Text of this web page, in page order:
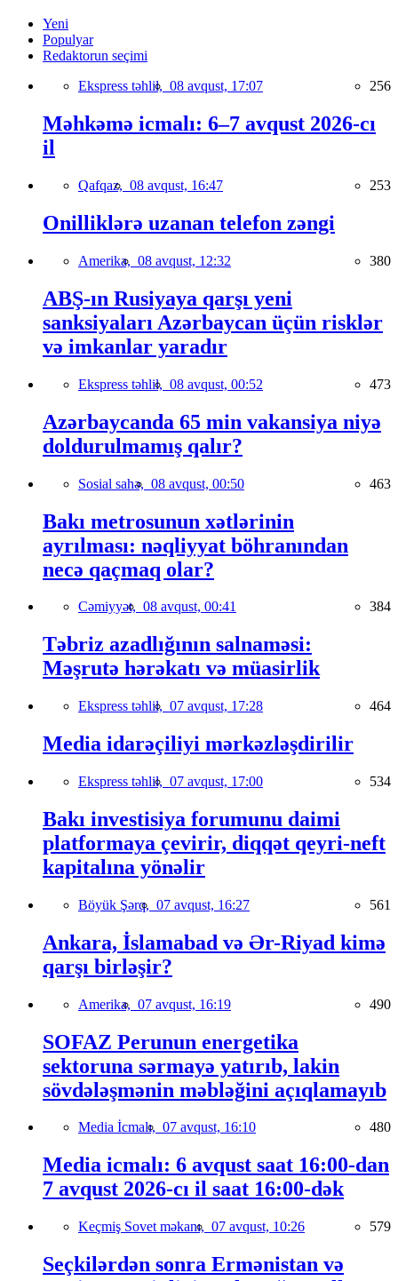
Yeni
Populyar
Redaktorun seçimi
Ekspress təhlil, 08 avqust, 17:07 256
Məhkəmə icmalı: 6–7 avqust 2026-cı
il
Qafqaz, 08 avqust, 16:47 253
Onilliklərə uzanan telefon zəngi
Amerika, 08 avqust, 12:32 380
ABŞ-ın Rusiyaya qarşı yeni
sanksiyaları Azərbaycan üçün risklər
və imkanlar yaradır
Ekspress təhlil, 08 avqust, 00:52 473
Azərbaycanda 65 min vakansiya niyə
doldurulmamış qalır?
Sosial sahə, 08 avqust, 00:50 463
Bakı metrosunun xətlərinin
ayrılması: nəqliyyat böhranından
necə qaçmaq olar?
Cəmiyyət, 08 avqust, 00:41 384
Təbriz azadlığının salnaməsi:
Məşrutə hərəkatı və müasirlik
Ekspress təhlil, 07 avqust, 17:28 464
Media idarəçiliyi mərkəzləşdirilir
Ekspress təhlil, 07 avqust, 17:00 534
Bakı investisiya forumunu daimi
platformaya çevirir, diqqət qeyri-neft
kapitalına yönəlir
Böyük Şərq, 07 avqust, 16:27 561
Ankara, İslamabad və Ər-Riyad kimə
qarşı birləşir?
Amerika, 07 avqust, 16:19 490
SOFAZ Perunun energetika
sektoruna sərmayə yatırıb, lakin
sövdələşmənin məbləğini açıqlamayıb
Media İcmalı, 07 avqust, 16:10 480
Media icmalı: 6 avqust saat 16:00-dan
7 avqust 2026-cı il saat 16:00-dək
Keçmiş Sovet məkanı, 07 avqust, 10:26 579
Seçkilərdən sonra Ermənistan və